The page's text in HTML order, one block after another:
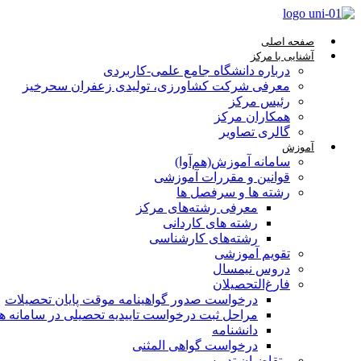
صفحه اصلی
آشنایی با مرکز
درباره دانشگاه جامع علمی-کاربردی
معرفی شرکت کشاورزی، تولیدی زعفران سحرخیز
رئیس مرکز
همکاران مرکز
گالری تصاویر
آموزش
سامانه آموزش(هم‌آوا)
قوانین و مقررات آموزشی
رشته ها و سرفصل ها
معرفی رشته‌های مرکز
رشته های کاردانی
رشته‌های کارشناسی
تقویم آموزشی
دروس نیمسال
فارغ‌التحصیلان
درخواست صدور گواهینامه موقت پایان تحصیلات
مراحل ثبت درخواست تاییدیه تحصیلی در سامانه
دانشنامه
درخواست گواهی المثنی